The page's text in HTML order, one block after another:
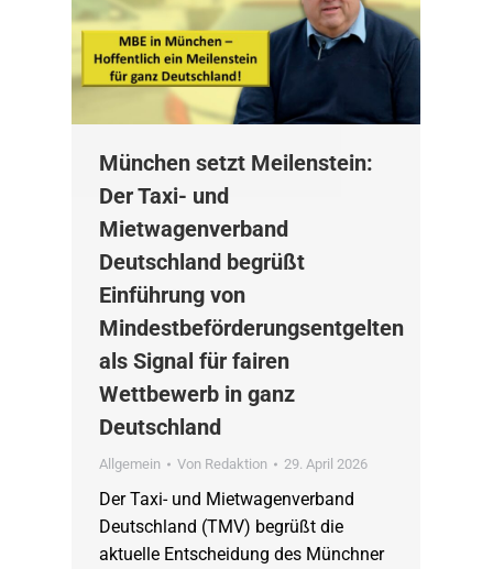
München setzt Meilenstein:
Der Taxi- und
Mietwagenverband
Deutschland begrüßt
Einführung von
Mindestbeförderungsentgelten
als Signal für fairen
Wettbewerb in ganz
Deutschland
Allgemein Von Redaktion 29. April 2026
Der Taxi- und Mietwagenverband
Deutschland (TMV) begrüßt die
aktuelle Entscheidung des Münchner